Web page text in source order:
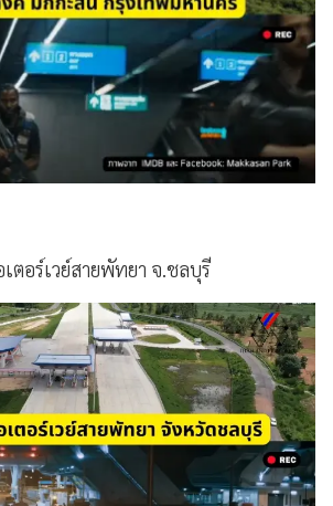
ตอร์เวย์สายพัทยา จ.ชลบุรี